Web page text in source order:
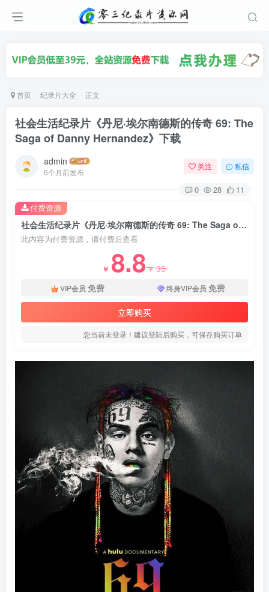
首页 纪录片大全 正文
社会生活纪录片《丹尼·埃尔南德斯的传奇 69: The
Saga of Danny Hernandez》下载
admin
6个月前发布
关注 私信
0 28 11
社会生活纪录片《丹尼·埃尔南德斯的传奇 69: The Saga of Danny Hernandez》下载
此内容为付费资源，请付费后查看
￥ 8.8￥35
VIP会员 免费 终身VIP会员 免费
立即购买
您当前未登录！建议登陆后购买，可保存购买订单
付费资源